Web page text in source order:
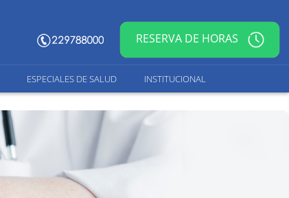
RESERVA DE HORAS
ESPECIALES DE SALUD INSTITUCIONAL